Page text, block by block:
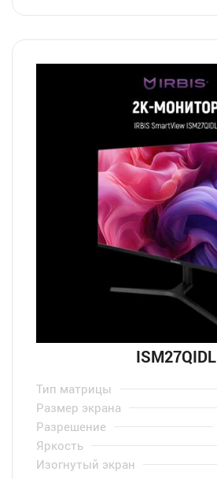
ISM27QIDL
Тип матрицы
Размер экрана
Разрешение
Яркость
Изогнутый экран